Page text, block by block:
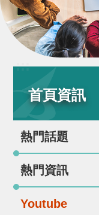
:::
首頁資訊
熱門話題
熱門資訊
Youtube